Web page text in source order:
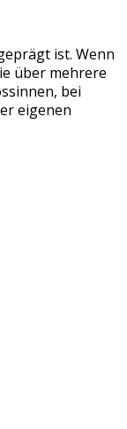
ist. Wenn
über mehrere
bei
eigenen